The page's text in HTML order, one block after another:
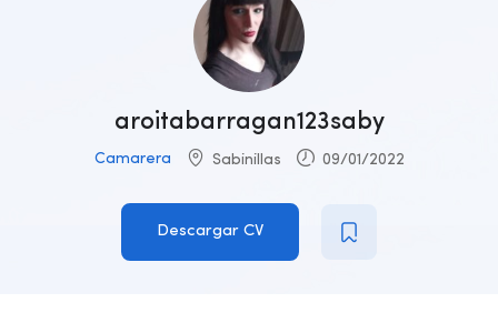
aroitabarragan123saby
Camarera Sabinillas 09/01/2022
Descargar CV